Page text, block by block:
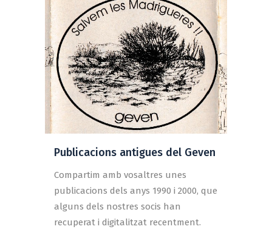
Publicacions antigues del Geven
Compartim amb vosaltres unes
publicacions dels anys 1990 i 2000, que
alguns dels nostres socis han
recuperat i digitalitzat recentment.